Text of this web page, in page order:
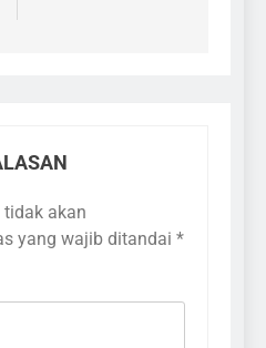
akan
yang wajib ditandai *